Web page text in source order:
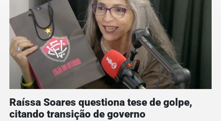
Raíssa Soares questiona tese de golpe,
citando transição de governo